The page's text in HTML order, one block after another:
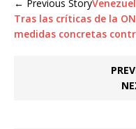
← Previous Story
Tras las críticas de la
medidas concretas